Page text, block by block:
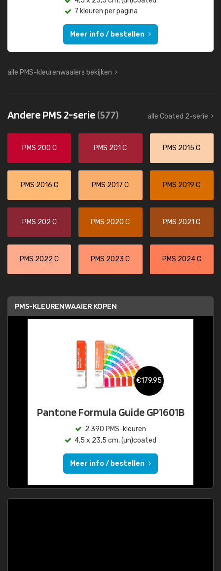
7 kleuren per pagina
Meer info / bestellen
alle PMS-kleurenwaaiers bekijken
Andere PMS 2-serie(577) alle Coated 2-serie
PMS 200 C PMS 201 C PMS 2015 C
PMS 2016 C PMS 2017 C PMS 2019 C
PMS 202 C PMS 2020 C PMS 2021 C
PMS 2022 C PMS 2023 C PMS 2024 C
PMS-KLEURENWAAIER KOPEN
€179,95
Pantone Formula Guide GP1601B
2.390 PMS-kleuren
4,5 x 23,5 cm, (un)coated
Meer info / bestellen